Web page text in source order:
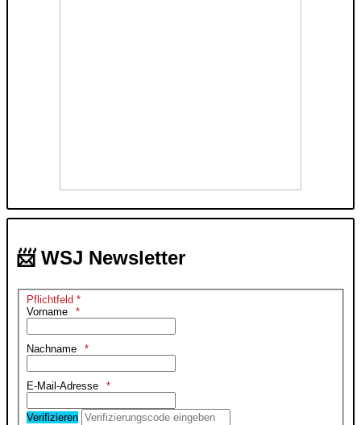
📨 WSJ Newsletter
Pflichtfeld *
Vorname
Nachname
E-Mail-Adresse
Verifizieren